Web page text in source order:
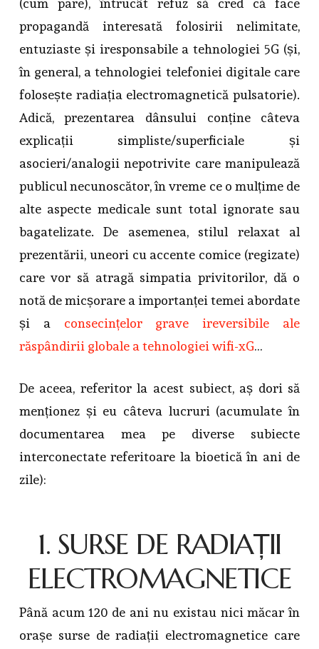
propagandă interesată folosirii nelimitate,
entuziaste și iresponsabile a tehnologiei 5G (și,
în general, a tehnologiei telefoniei digitale care
folosește radiația electromagnetică pulsatorie).
Adică, prezentarea dânsului conține câteva
explicații simpliste/superficiale și
asocieri/analogii nepotrivite care manipulează
publicul necunoscător, în vreme ce o mulțime de
alte aspecte medicale sunt total ignorate sau
bagatelizate. De asemenea, stilul relaxat al
prezentării, uneori cu accente comice (regizate)
care vor să atragă simpatia privitorilor, dă o
notă de micșorare a importanței temei abordate
și a consecințelor grave ireversibile ale
răspândirii globale a tehnologiei wifi-xG…
De aceea, referitor la acest subiect, aș dori să
menționez și eu câteva lucruri (acumulate în
documentarea mea pe diverse subiecte
interconectate referitoare la bioetică în ani de
zile):
1. SURSE DE RADIAȚII
ELECTROMAGNETICE
Până acum 120 de ani nu existau nici măcar în
orașe surse de radiații electromagnetice care